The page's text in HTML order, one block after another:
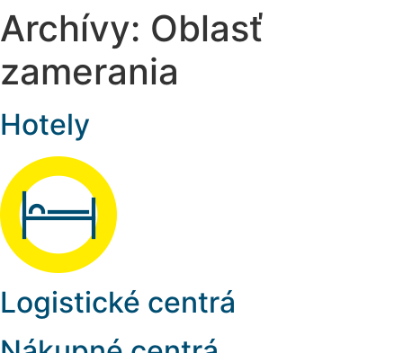
Archívy: Oblasť
zamerania
Hotely
Logistické centrá